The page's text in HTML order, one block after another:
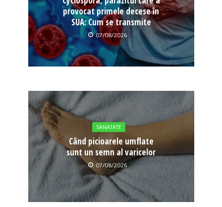
provocat primele decese în
SUA: Cum se transmite
07/08/2026
SANATATE
Când picioarele umflate
sunt un semn al varicelor
07/08/2026